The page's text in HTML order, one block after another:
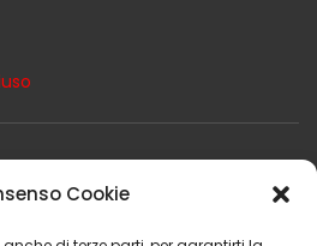
Cookie